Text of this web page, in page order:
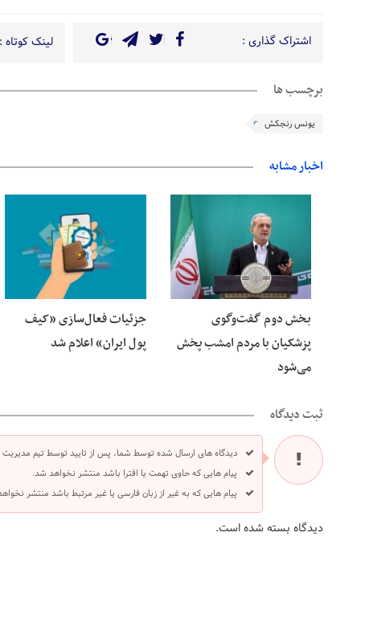
اشتراک گذاری : لینک کوتاه :
برچسب ها
یونس رنجکش
اخبار مشابه
بخش دوم گفت‌وگوی
پزشکیان با مردم امشب پخش
می‌شود
جزئیات فعال‌سازی «کیف
پول ایران» اعلام شد
ثبت دیدگاه
دیدگاه های ارسال شده توسط شما، پس از تایید توسط تیم
پیام هایی که حاوی تهمت یا افترا باشد منتشر نخواهد شد.
پیام هایی که به غیر از زبان فارسی یا غیر مرتبط باشد منتشر
دیدگاه بسته شده است.